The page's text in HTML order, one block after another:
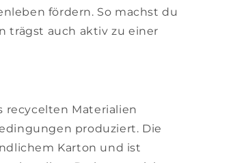
fördern. So machst du
trägst auch aktiv zu einer
recycelten Materialien
produziert. Die
Karton und ist